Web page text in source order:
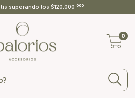
superando los $120.000 ººº
0